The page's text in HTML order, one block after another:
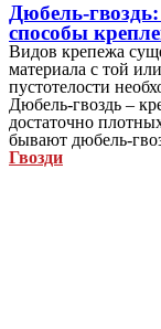
Дюбель-
способы
Видов крепежа
материала с той
пустотелости
Дюбель-гвоздь –
достаточно
бывают дюбель-
Гвозди